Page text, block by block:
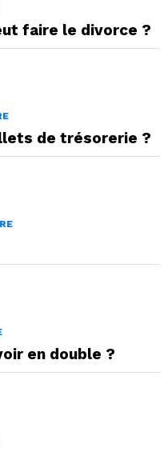
faire le divorce ?
de trésorerie ?
en double ?